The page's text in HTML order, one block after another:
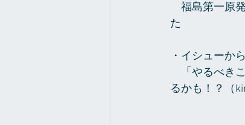
福島第一原
た
・イシューか
「やるべき
るかも！？（